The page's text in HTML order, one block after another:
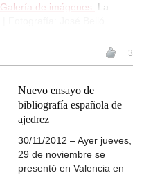
Galería de imágenes.
La
3
Nuevo ensayo de
bibliografía española de
ajedrez
30/11/2012 – Ayer jueves,
29 de noviembre se
presentó en Valencia en